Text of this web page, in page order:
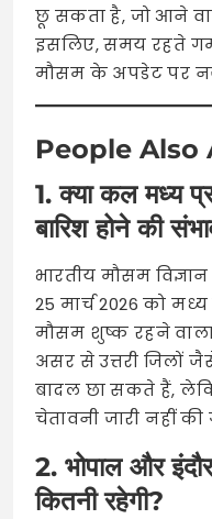
छू सकता है, जो आने
इसलिए, समय रहते
मौसम के अपडेट पर
People Also
1. क्या कल मध्य
बारिश होने की
भारतीय मौसम
25 मार्च 2026 को
मौसम शुष्क रहने वाला
असर से उत्तरी जिलों
बादल छा सकते हैं,
चेतावनी जारी नहीं
2. भोपाल और
कितनी रहेगी?